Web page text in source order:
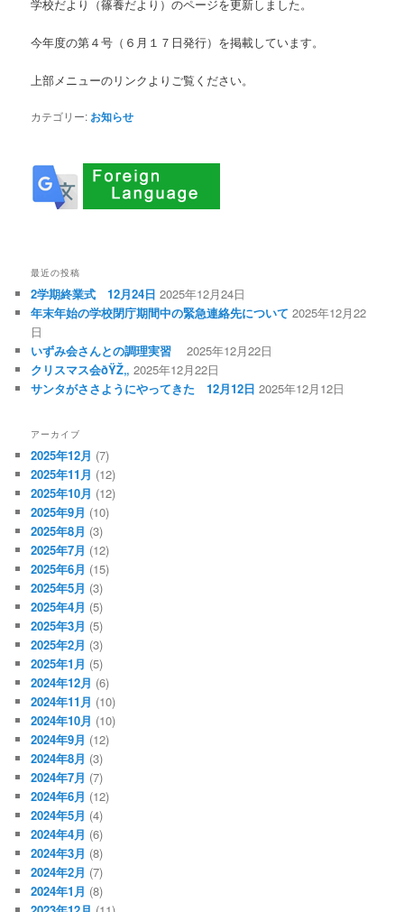
学校だより（篠養だより）のページを更新しました。
今年度の第４号（６月１７日発行）を掲載しています。
上部メニューのリンクよりご覧ください。
カテゴリー: お知らせ
最近の投稿
2学期終業式 12月24日 2025年12月24日
年末年始の学校閉庁期間中の緊急連絡先について 2025年12月22
日
いずみ会さんとの調理実習
2025年12月22日
クリスマス会ðŸŽ„ 2025年12月22日
サンタがささようにやってきた 12月12日 2025年12月12日
アーカイブ
2025年12月 (7)
2025年11月 (12)
2025年10月 (12)
2025年9月 (10)
2025年8月 (3)
2025年7月 (12)
2025年6月 (15)
2025年5月 (3)
2025年4月 (5)
2025年3月 (5)
2025年2月 (3)
2025年1月 (5)
2024年12月 (6)
2024年11月 (10)
2024年10月 (10)
2024年9月 (12)
2024年8月 (3)
2024年7月 (7)
2024年6月 (12)
2024年5月 (4)
2024年4月 (6)
2024年3月 (8)
2024年2月 (7)
2024年1月 (8)